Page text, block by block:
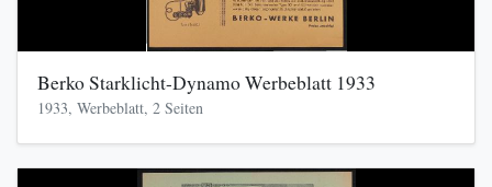
Berko Starklicht-Dynamo Werbeblatt 1933
1933, Werbeblatt, 2 Seiten